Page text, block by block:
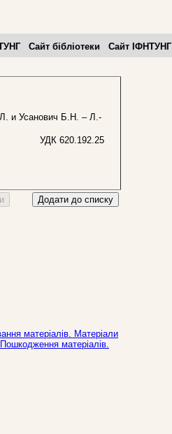
Сайт бібліотеки Сайт ІФНТУНГ
и Усанович Б.Н. – Л.-
УДК 620.192.25
Додати до списку
матерiалiв. Матерiали
матеріалів.